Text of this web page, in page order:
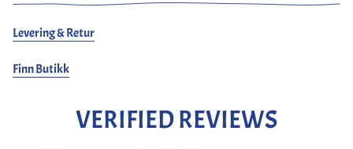
Levering & Retur
Finn Butikk
VERIFIED REVIEWS